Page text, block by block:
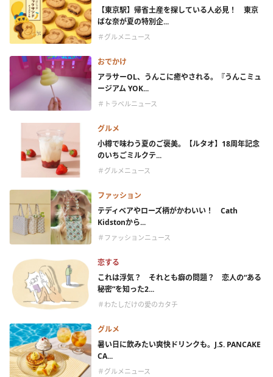
【東京駅】帰省土産を探している人必見！ 東京
ばな奈が夏の特別企...
＃グルメニュース
おでかけ
アラサーOL、うんこに癒やされる。『うんこミュ
ージアム YOK...
＃トラベルニュース
グルメ
小樽で味わう夏のご褒美。【ルタオ】18周年記念
のいちごミルクテ...
＃グルメニュース
ファッション
テディベアやローズ柄がかわいい！ Cath
Kidstonから...
＃ファッションニュース
恋する
これは浮気？ それとも癖の問題？ 恋人の“ある
秘密”を知った2...
＃わたしだけの愛のカタチ
グルメ
暑い日に飲みたい爽快ドリンクも。J.S. PANCAKE
CA...
＃グルメニュース